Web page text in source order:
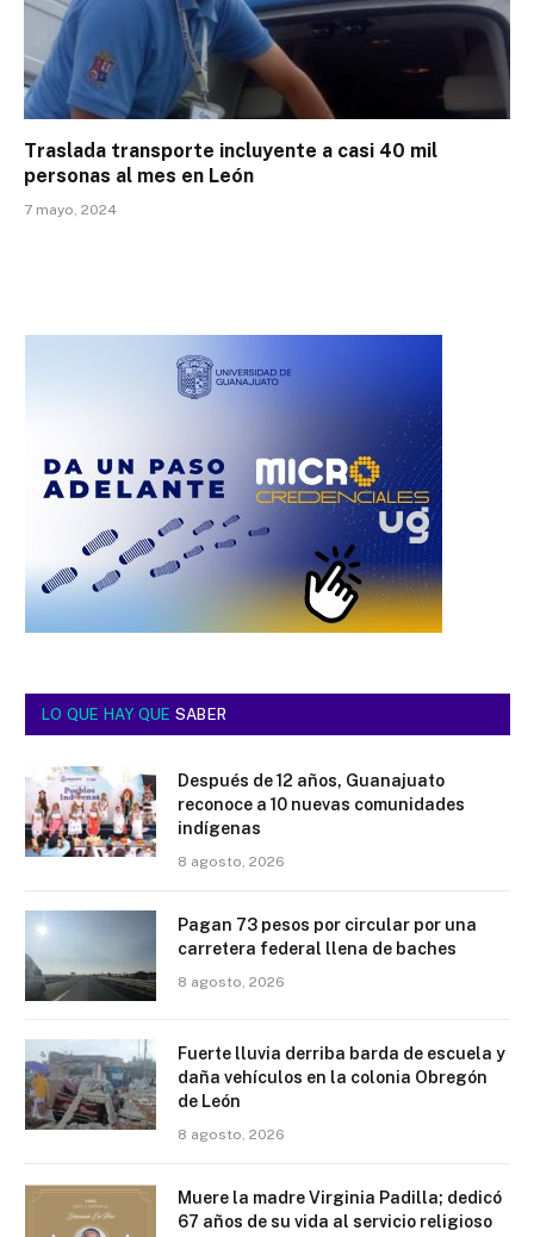
Traslada transporte incluyente a casi 40 mil
personas al mes en León
7 mayo, 2024
LO QUE HAY QUE SABER
Después de 12 años, Guanajuato
reconoce a 10 nuevas comunidades
indígenas
8 agosto, 2026
Pagan 73 pesos por circular por una
carretera federal llena de baches
8 agosto, 2026
Fuerte lluvia derriba barda de escuela y
daña vehículos en la colonia Obregón
de León
8 agosto, 2026
Muere la madre Virginia Padilla; dedicó
67 años de su vida al servicio religioso